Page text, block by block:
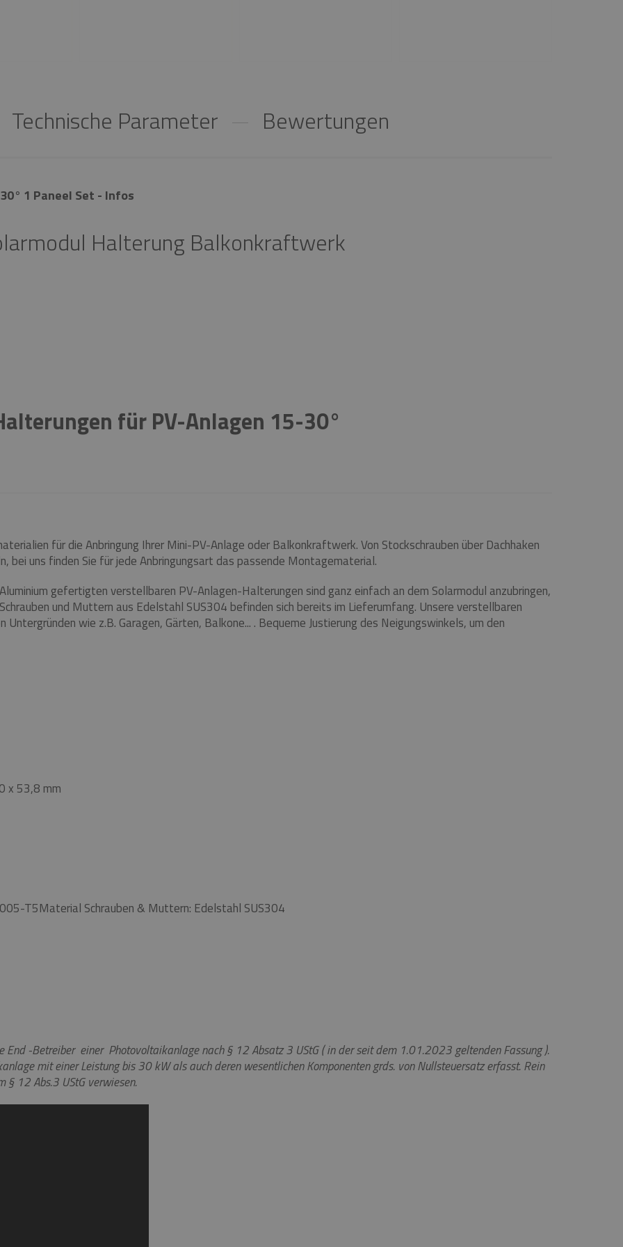
Technische Parameter Bewertungen
1 Paneel Set - Infos
Halterung Balkonkraftwerk
für PV-Anlagen 15-30°
für die Anbringung Ihrer Mini-PV-Anlage oder Balkonkraftwerk. Von Stockschrauben über Dachhaken
bei uns finden Sie für jede Anbringungsart das passende Montagematerial.
gefertigten verstellbaren PV-Anlagen-Halterungen sind ganz einfach an dem Solarmodul anzubringen,
und Muttern aus Edelstahl SUS304 befinden sich bereits im Lieferumfang. Unsere verstellbaren
wie z.B. Garagen, Gärten, Balkone... . Bequeme Justierung des Neigungswinkels, um den
x 53,8 mm
T5Material Schrauben & Muttern: Edelstahl SUS304
End -Betreiber einer Photovoltaikanlage nach § 12 Absatz 3 UStG ( in der seit dem 1.01.2023 geltenden Fassung ).
mit einer Leistung bis 30 kW als auch deren wesentlichen Komponenten grds. von Nullsteuersatz erfasst. Rein
§ 12 Abs.3 UStG verwiesen.